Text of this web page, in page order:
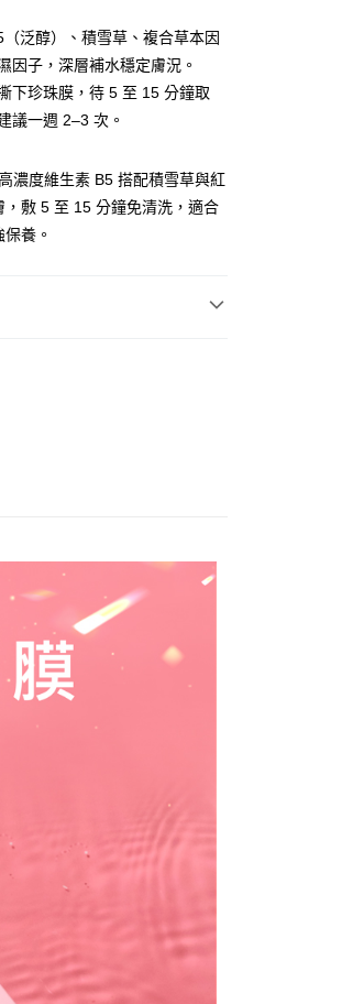
台中商業銀行
華泰商業銀行
遠東國際商業銀行
永豐商業銀行
免運費
)免運費
)免運費
)免運費
)免運費
查看運費
泛醇）、積雪草、複合草本因
因子，深層補水穩定膚況。
下珍珠膜，待 5 至 15 分鐘取
議一週 2–3 次。
濃度維生素 B5 搭配積雪草與紅
敷 5 至 15 分鐘免清洗，適合
養。